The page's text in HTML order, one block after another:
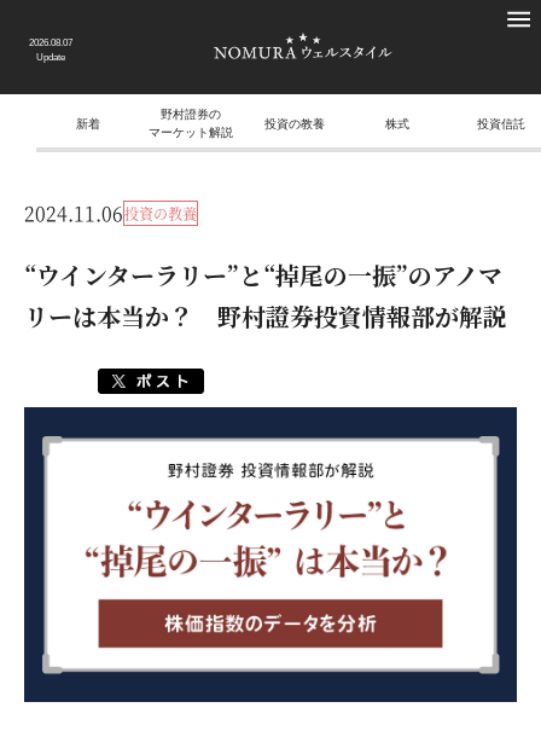
2026.08.07
Update
新着
野村證券の
マーケット解説
投資の教養 株式 投資信託
2024.11.06投資の教養
“ウインターラリー”と“掉尾の一振”のアノマ
リーは本当か？ 野村證券投資情報部が解説